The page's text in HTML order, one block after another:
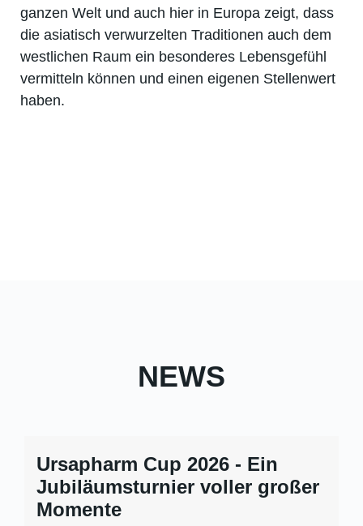
ganzen Welt und auch hier in Europa zeigt, dass
die asiatisch verwurzelten Traditionen auch dem
westlichen Raum ein besonderes Lebensgefühl
vermitteln können und einen eigenen Stellenwert
haben.
NEWS
Ursapharm Cup 2026 - Ein
Jubiläumsturnier voller großer
Momente